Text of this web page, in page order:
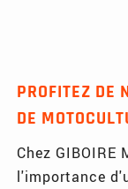
PROFITEZ DE
DE
Chez GIBOIRE
l'importance